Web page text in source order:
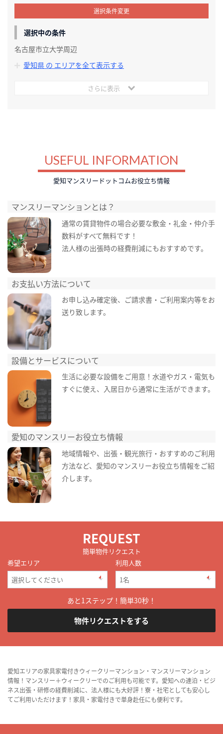
選択条件変更
選択中の条件
名古屋市立大学周辺
愛知県 の エリアを全て表示する
さらに表示
USEFUL INFORMATION
愛知マンスリードットコムお役立ち情報
マンスリーマンションとは？
通常の賃貸物件の場合必要な敷金・礼金・仲介手
数料がすべて無料です！
法人様の出張時の経費削減にもおすすめです。
お支払い方法について
お申し込み確定後、ご請求書・ご利用案内等をお
送り致します。
設備とサービスについて
生活に必要な設備をご用意！水道やガス・電気も
すぐに使え、入居日から通常に生活ができます。
愛知のマンスリーお役立ち情報
地域情報や、出張・観光旅行・おすすめのご利用
方法など、愛知のマンスリーお役立ち情報をご紹
介します。
REQUEST
簡単物件リクエスト
希望エリア
利用人数
あと1ステップ！簡単30秒！
物件リクエストをする
愛知エリアの家具家電付きウィークリーマンション・マンスリーマンション
情報！マンスリー＋ウィークリーでのご利用も可能です。愛知への連泊・ビジ
ネス出張・研修の経費削減に、法人様にも大好評！寮・社宅としても安心し
てご利用いただけます！家具・家電付きで単身赴任にも便利です。